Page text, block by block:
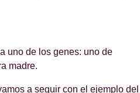
uno de los genes: uno de
madre.
a seguir con el ejemplo del